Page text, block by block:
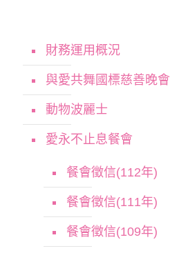
財務運用概況
與愛共舞國標慈善晚會
動物波麗士
愛永不止息餐會
餐會徵信(112年)
餐會徵信(111年)
餐會徵信(109年)